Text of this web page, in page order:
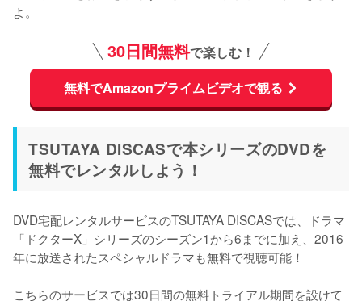
よ。
30日間無料で楽しむ！
無料でAmazonプライムビデオで観る
TSUTAYA DISCASで本シリーズのDVDを
無料でレンタルしよう！
DVD宅配レンタルサービスのTSUTAYA DISCASでは、ドラマ
「ドクターX」シリーズのシーズン1から6までに加え、2016
年に放送されたスペシャルドラマも無料で視聴可能！
こちらのサービスでは30日間の無料トライアル期間を設けて